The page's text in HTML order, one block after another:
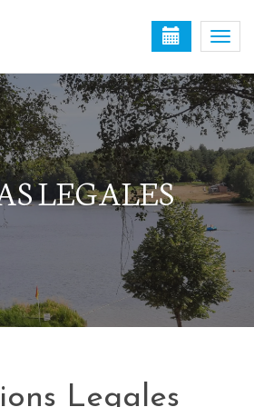
LEGALES
Legales